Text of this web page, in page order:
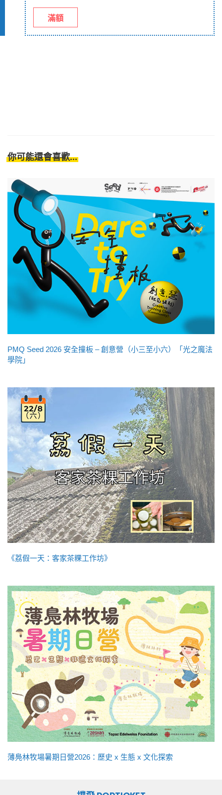
滿額
你可能還會喜歡...
PMQ Seed 2026 安全撞板 – 創意營（小三至小六）「光之魔法
學院」
《荔假一天：客家茶粿工作坊》
薄鳧林牧場暑期日營2026：歷史 x 生態 x 文化探索